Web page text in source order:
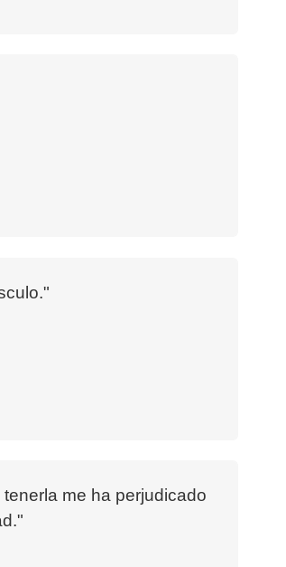
me ha perjudicado